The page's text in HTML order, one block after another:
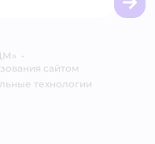
•
сайтом
технологии